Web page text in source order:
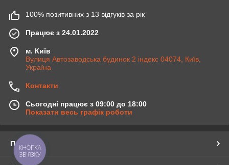
100% позитивних з 13 відгуків за рік
Працює з 24.01.2022
м. Київ
Вулиця Автозаводська будинок 2 індекс 04074, Київ,
Україна
Контакти
Сьогодні працює з 09:00 до 18:00
Показати весь графік роботи
Про нас
КНОПКА
ЗВ'ЯЗКУ